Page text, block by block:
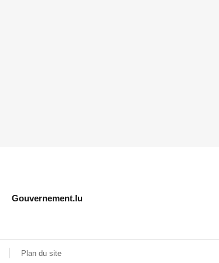
Gouvernement.lu
Plan du site